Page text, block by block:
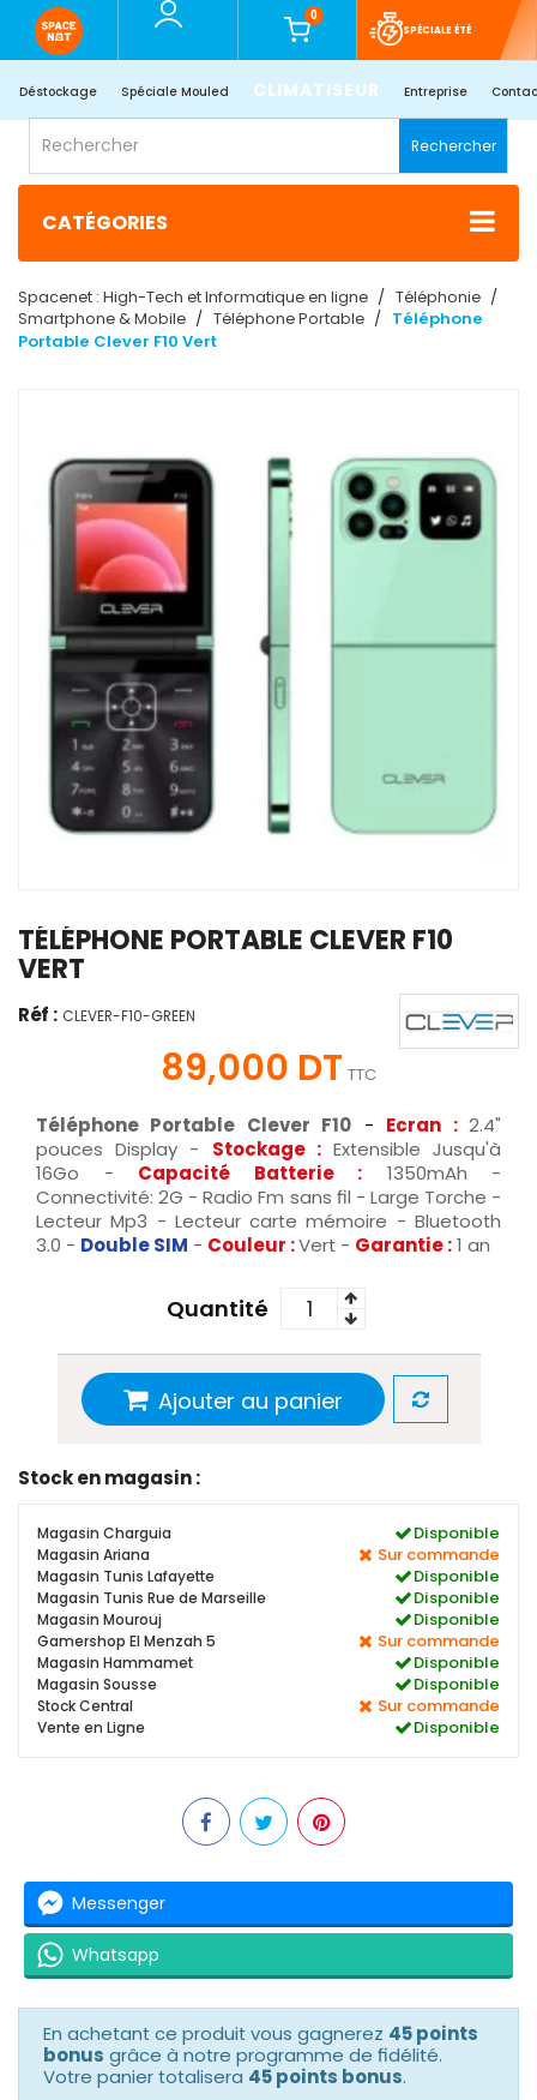
0
SPÉCIALE ÉTÉ
Déstockage Spéciale Mouled CLIMATISEUR Entreprise
Rechercher
CATÉGORIES
Spacenet : High-Tech et Informatique en ligne
Téléphonie
Smartphone & Mobile
Téléphone Portable
Téléphone
Portable Clever F10 Vert
TÉLÉPHONE PORTABLE CLEVER F10
VERT
Réf : CLEVER-F10-GREEN
89,000 DT TTC
Téléphone Portable Clever F10 - Ecran :2.4"
pouces Display - Stockage :Extensible Jusqu'à
16Go - Capacité Batterie : 1350mAh -
Connectivité: 2G - Radio Fm sans fil - Large Torche -
Lecteur Mp3 - Lecteur carte mémoire - Bluetooth
3.0 - Double SIM - Couleur :Vert - Garantie :1 an
Quantité
Ajouter au panier
Stock en magasin :
Magasin Charguia Disponible
Magasin Ariana Sur commande
Magasin Tunis Lafayette Disponible
Magasin Tunis Rue de Marseille Disponible
Magasin Mourouj Disponible
Gamershop El Menzah 5 Sur commande
Magasin Hammamet Disponible
Magasin Sousse Disponible
Stock Central Sur commande
Vente en Ligne Disponible
Messenger
Whatsapp
En achetant ce produit vous gagnerez 45 points
bonus grâce à notre programme de fidélité.
Votre panier totalisera 45 points bonus.